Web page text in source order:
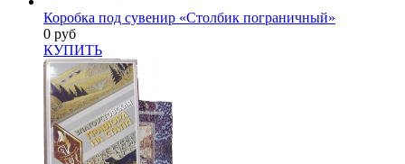
Коробка под сувенир «Столбик пограничный»
0 руб
КУПИТЬ